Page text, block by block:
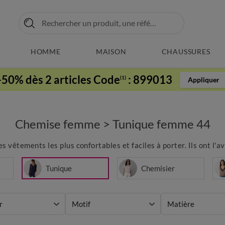
HOMME MAISON CHAUSSURES
dès 2 articles Code(1) : 899013 Appliquer
Chemise femme > Tunique femme 44
vêtements les plus confortables et faciles à porter. Ils ont
Tunique Chemisier
Motif Matière